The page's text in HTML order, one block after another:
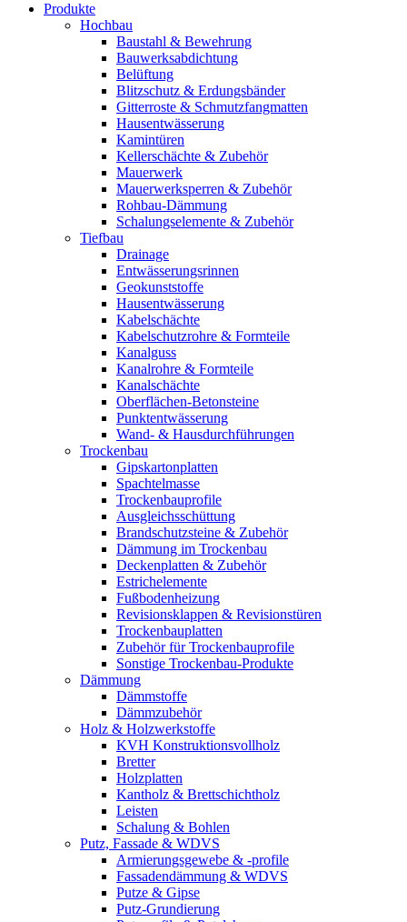
Produkte
Hochbau
Baustahl & Bewehrung
Bauwerksabdichtung
Belüftung
Blitzschutz & Erdungsbänder
Gitterroste & Schmutzfangmatten
Hausentwässerung
Kamintüren
Kellerschächte & Zubehör
Mauerwerk
Mauerwerksperren & Zubehör
Rohbau-Dämmung
Schalungselemente & Zubehör
Tiefbau
Drainage
Entwässerungsrinnen
Geokunststoffe
Hausentwässerung
Kabelschächte
Kabelschutzrohre & Formteile
Kanalguss
Kanalrohre & Formteile
Kanalschächte
Oberflächen-Betonsteine
Punktentwässerung
Wand- & Hausdurchführungen
Trockenbau
Gipskartonplatten
Spachtelmasse
Trockenbauprofile
Ausgleichsschüttung
Brandschutzsteine & Zubehör
Dämmung im Trockenbau
Deckenplatten & Zubehör
Estrichelemente
Fußbodenheizung
Revisionsklappen & Revisionstüren
Trockenbauplatten
Zubehör für Trockenbauprofile
Sonstige Trockenbau-Produkte
Dämmung
Dämmstoffe
Dämmzubehör
Holz & Holzwerkstoffe
KVH Konstruktionsvollholz
Bretter
Holzplatten
Kantholz & Brettschichtholz
Leisten
Schalung & Bohlen
Putz, Fassade & WDVS
Armierungsgewebe & -profile
Fassadendämmung & WDVS
Putze & Gipse
Putz-Grundierung